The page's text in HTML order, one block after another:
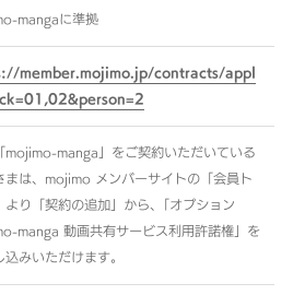
mangaに準拠
member.mojimo.jp/contracts/appl
mojimo-manga」をご契約いただいている
まは、mojimo メンバーサイトの「会員ト
より「契約の追加」から、「オプション
manga 動画共有サービス利用許諾権」を
込みいただけます。